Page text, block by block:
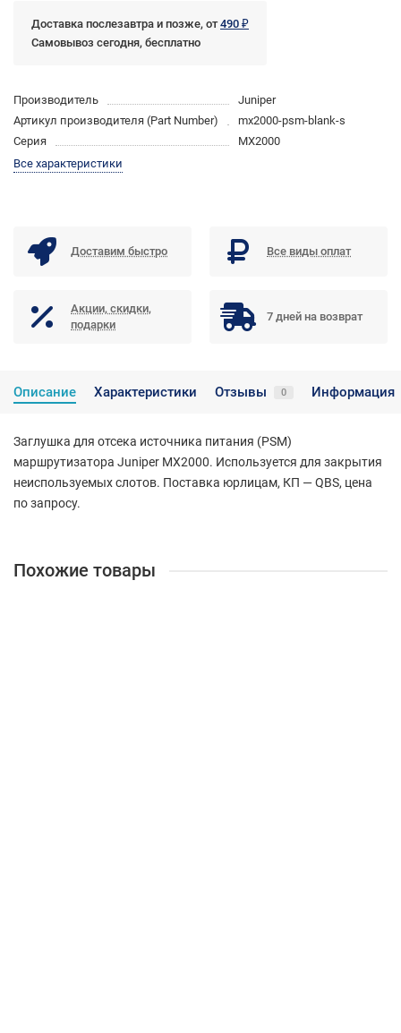
Доставка послезавтра и позже, от490 ₽
Самовывоз сегодня, бесплатно
Производитель
Juniper
Артикул производителя (Part Number)
mx2000-psm-blank-s
Серия
MX2000
Все характеристики
Доставим быстро Все виды оплат
Акции, скидки,
подарки
7 дней на возврат
Описание Характеристики Отзывы 0 Информация
Заглушка для отсека источника питания (PSM)
маршрутизатора Juniper MX2000. Используется для закрытия
неиспользуемых слотов. Поставка юрлицам, КП — QBS, цена
по запросу.
Похожие товары